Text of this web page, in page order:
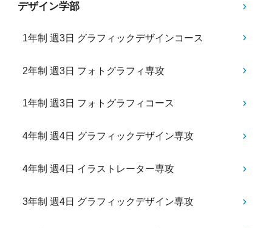
デザイン学部
1年制 週3日 グラフィックデザインコース
2年制 週3日 フォトグラフィ専攻
1年制 週3日 フォトグラフィコース
4年制 週4日 グラフィックデザイン専攻
4年制 週4日 イラストレーター専攻
3年制 週4日 グラフィックデザイン専攻